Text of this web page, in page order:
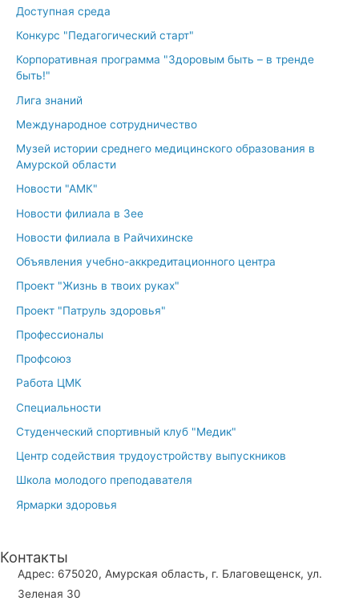
Доступная среда
Конкурс "Педагогический старт"
Корпоративная программа "Здоровым быть – в тренде
быть!"
Лига знаний
Международное сотрудничество
Музей истории среднего медицинского образования в
Амурской области
Новости "АМК"
Новости филиала в Зее
Новости филиала в Райчихинске
Объявления учебно-аккредитационного центра
Проект "Жизнь в твоих руках"
Проект "Патруль здоровья"
Профессионалы
Профсоюз
Работа ЦМК
Специальности
Студенческий спортивный клуб "Медик"
Центр содействия трудоустройству выпускников
Школа молодого преподавателя
Ярмарки здоровья
Контакты
Адрес: 675020, Амурская область, г. Благовещенск, ул.
Зеленая 30